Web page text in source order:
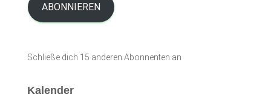
i
d
e
ABONNIEREN
Schließe dich 15 anderen Abonnenten an
Kalender